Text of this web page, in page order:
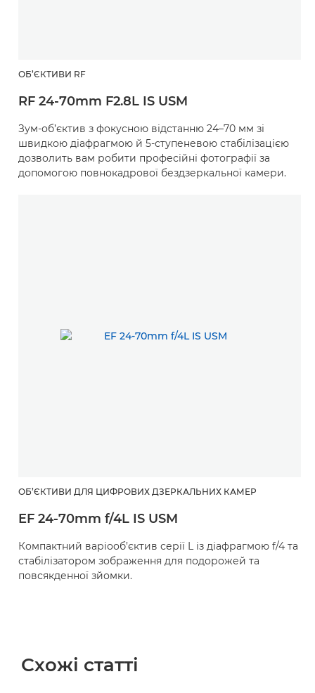
ОБ’ЄКТИВИ RF
RF 24-70mm F2.8L IS USM
Зум-об’єктив з фокусною відстанню 24–70 мм зі
швидкою діафрагмою й 5-ступеневою стабілізацією
дозволить вам робити професійні фотографії за
допомогою повнокадрової бездзеркальної камери.
ОБ’ЄКТИВИ ДЛЯ ЦИФРОВИХ ДЗЕРКАЛЬНИХ КАМЕР
EF 24-70mm f/4L IS USM
Компактний варіооб’єктив серії L із діафрагмою f/4 та
стабілізатором зображення для подорожей та
повсякденної зйомки.
Схожі статті